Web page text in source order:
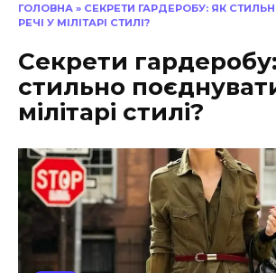
ГОЛОВНА » СЕКРЕТИ ГАРДЕРОБУ: ЯК
РЕЧІ У МІЛІТАРІ СТИЛІ?
Секрети
стильно
мілітарі стилі?